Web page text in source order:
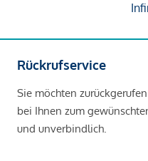
Rückrufservice
Sie möchten
bei Ihnen zum
und unverbindlich.